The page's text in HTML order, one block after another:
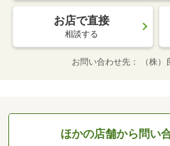
お店で直接
相談する
お問い合わせ先 （株
ほかの店舗から問い